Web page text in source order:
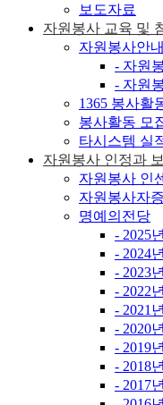
보도자료
자원봉사 교육 및
자원봉사안내
- 자원
- 자원
1365 봉사활
봉사활동 모
타시스템 실
자원봉사 인정과
자원봉사 인
자원봉사자
명예의전당
- 2025
- 2024
- 2023
- 2022
- 2021
- 2020
- 2019
- 2018
- 2017